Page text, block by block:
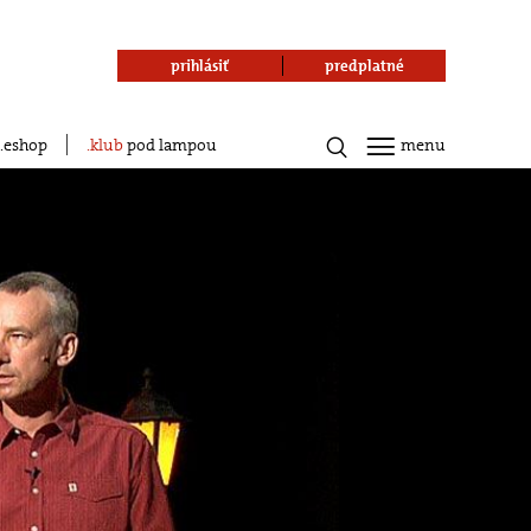
eshop klubpod lampou
prihlásiť predplatné
menu